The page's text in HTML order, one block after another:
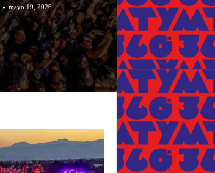
- mayo 19, 2026